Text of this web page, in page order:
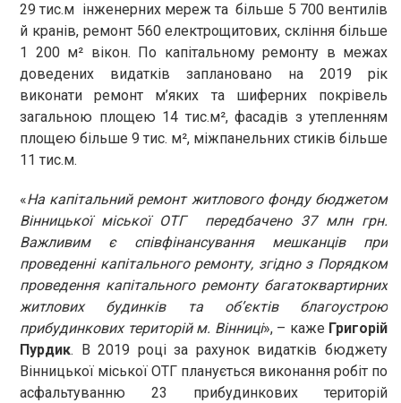
29 тис.м інженерних мереж та більше 5 700 вентилів
й кранів, ремонт 560 електрощитових, скління більше
1 200 м² вікон. По капітальному ремонту в межах
доведених видатків заплановано на 2019 рік
виконати ремонт м’яких та шиферних покрівель
загальною площею 14 тис.м², фасадів з утепленням
площею більше 9 тис. м², міжпанельних стиків більше
11 тис.м.
«На капітальний ремонт житлового фонду бюджетом
Вінницької міської ОТГ передбачено 37 млн грн.
Важливим є співфінансування мешканців при
проведенні капітального ремонту, згідно з Порядком
проведення капітального ремонту багатоквартирних
житлових будинків та об’єктів благоустрою
прибудинкових територій м. Вінниці», – каже Григорій
Пурдик. В 2019 році за рахунок видатків бюджету
Вінницької міської ОТГ планується виконання робіт по
асфальтуванню 23 прибудинкових територій